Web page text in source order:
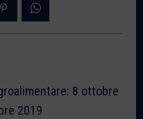
8 ottobre
2019